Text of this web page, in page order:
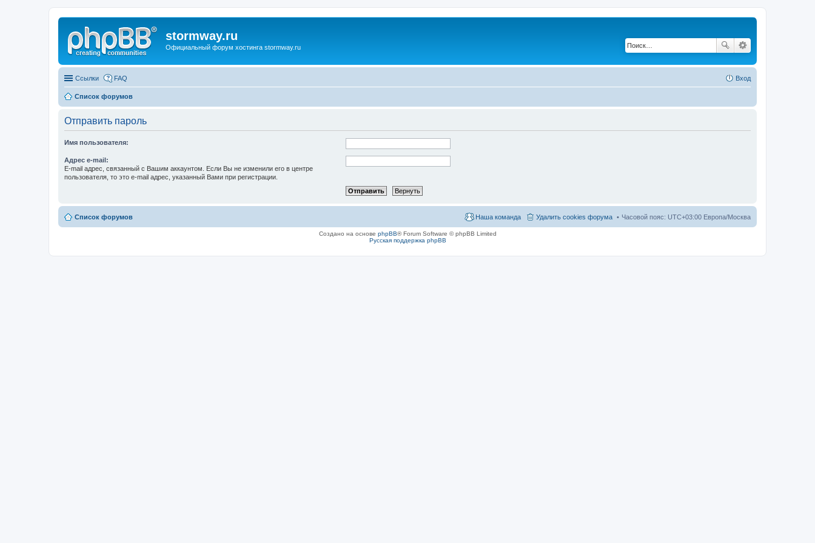
stormway.ru
Официальный форум хостинга stormway.ru
Ссылки FAQ Вход
Список форумов
Отправить пароль
Имя пользователя:
Адрес e-mail:
E-mail адрес, связанный с Вашим аккаунтом. Если Вы не изменили его в центре
пользователя, то это e-mail адрес, указанный Вами при регистрации.
Список форумов Часовой пояс: UTC+03:00 Европа/Москва
Удалить cookies форума
Наша команда
Создано на основе phpBB® Forum Software © phpBB Limited
Русская поддержка phpBB